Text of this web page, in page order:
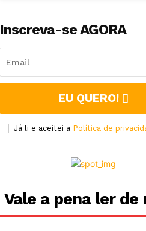
Inscreva-se AGORA
EU QUERO!
Já li e aceitei a Política de
Vale a pena ler de